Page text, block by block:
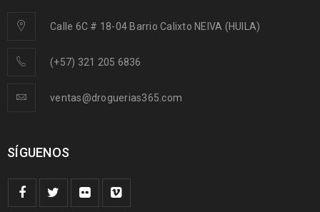
Calle 6C # 18-04 Barrio Calixto NEIVA (HUILA)
(+57) 321 205 6836
ventas@droguerias365.com
SÍGUENOS